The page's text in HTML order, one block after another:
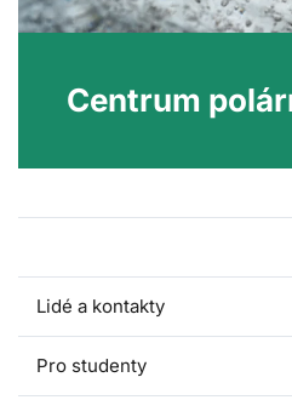
Centrum
Lidé a kontakty
Pro studenty